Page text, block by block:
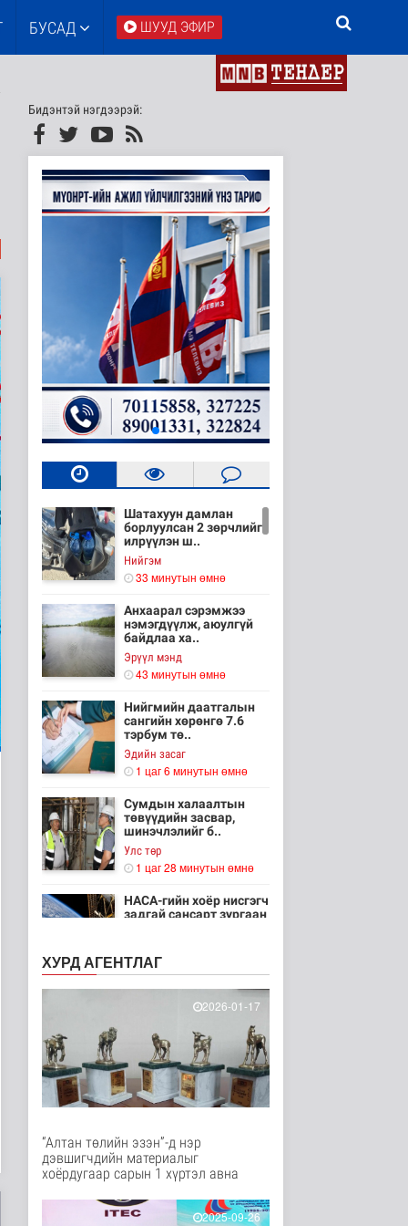
БУСАД ШУУД ЭФИР
Бидэнтэй нэгдээрэй:
Шатахуун дамлан
борлуулсан 2 зөрчлийг
илрүүлэн ш..
Нийгэм
33 минутын өмнө
Анхаарал сэрэмжээ
нэмэгдүүлж, аюулгүй
байдлаа ха..
Эрүүл мэнд
43 минутын өмнө
Нийгмийн даатгалын
сангийн хөрөнгө 7.6
тэрбум тө..
Эдийн засаг
1 цаг 6 минутын өмнө
Сумдын халаалтын
төвүүдийн засвар,
шинэчлэлийг б..
Улс төр
1 цаг 28 минутын өмнө
НАСА-гийн хоёр нисгэгч
задгай сансарт зургаан
2 цаг 44 минутын өмнө
хамгаалахын тулд
Канадын иргэд мод бэ..
Дэлхийд
2 цаг 50 минутын өмнө
ЦАГ АГААР:
Улаанбаатарт шөнөдөө
Байгаль орчин
2 цаг 10 минутын өмнө
зөрчлийг E-Mongolia
системээр да..
ХУРД АГЕНТЛАГ
2026-01-17
“Алтан төлийн эзэн”-д нэр
дэвшигчдийн материалыг
хоёрдугаар сарын 1 хүртэл авна
2025-09-26